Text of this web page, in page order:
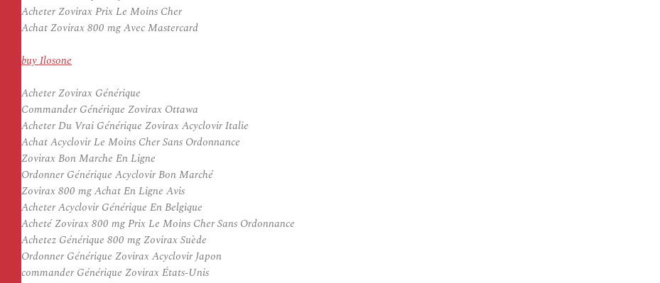
Acheter Zovirax Prix Le Moins Cher
Achat Zovirax 800 mg Avec Mastercard
buy Ilosone
Acheter Zovirax Générique
Commander Générique Zovirax Ottawa
Acheter Du Vrai Générique Zovirax Acyclovir Italie
Achat Acyclovir Le Moins Cher Sans Ordonnance
Zovirax Bon Marche En Ligne
Ordonner Générique Acyclovir Bon Marché
Zovirax 800 mg Achat En Ligne Avis
Acheter Acyclovir Générique En Belgique
Acheté Zovirax 800 mg Prix Le Moins Cher Sans Ordonnance
Achetez Générique 800 mg Zovirax Suède
Ordonner Générique Zovirax Acyclovir Japon
commander Générique Zovirax États-Unis